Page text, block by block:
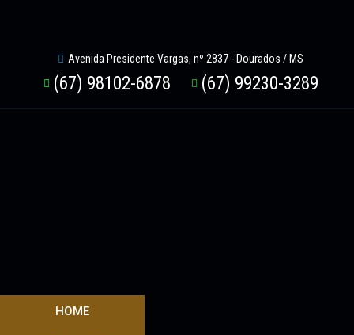
Avenida Presidente Vargas, nº 2837 - Dourados / MS
(67) 98102-6878 (67) 99230-3289
HOME